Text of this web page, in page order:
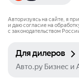
Авторизуясь на сайте, я
и даю согласие на
с законодательством
Для дилеров
Авто.ру Бизнес и